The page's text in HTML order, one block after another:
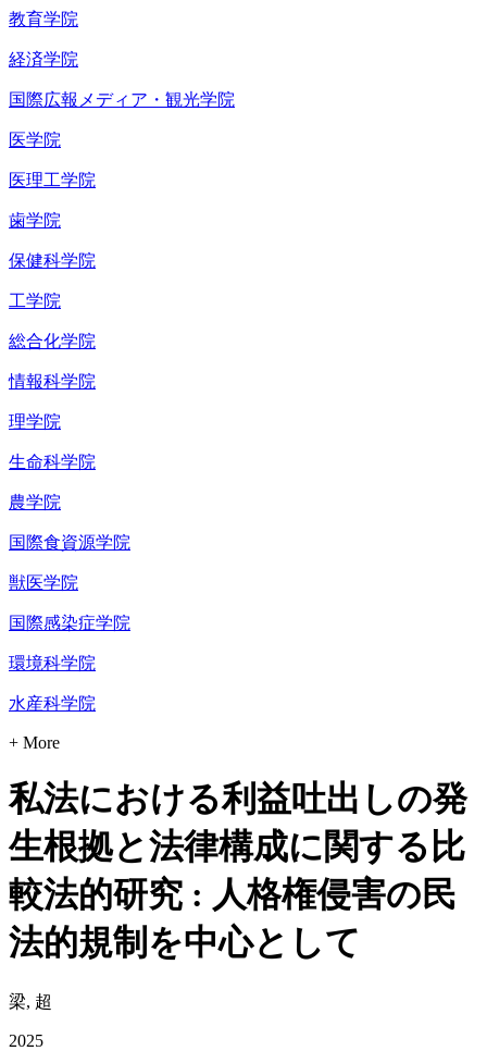
教育学院
経済学院
国際広報メディア・観光学院
医学院
医理工学院
歯学院
保健科学院
工学院
総合化学院
情報科学院
理学院
生命科学院
農学院
国際食資源学院
獣医学院
国際感染症学院
環境科学院
水産科学院
+ More
私法における利益吐出しの発
生根拠と法律構成に関する比
較法的研究 : 人格権侵害の民
法的規制を中心として
梁, 超
2025